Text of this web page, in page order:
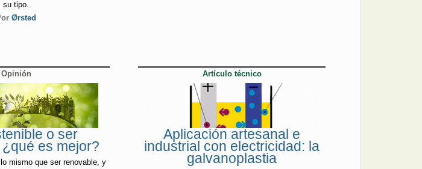
su tipo.
Ørsted
Opinión
o ser
es mejor?
mismo que ser renovable, y
Artículo técnico
Aplicación artesanal e
industrial con electricidad: la
galvanoplastia